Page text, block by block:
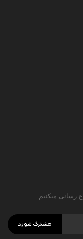
رسانی میکنیم.
مشترک شوید